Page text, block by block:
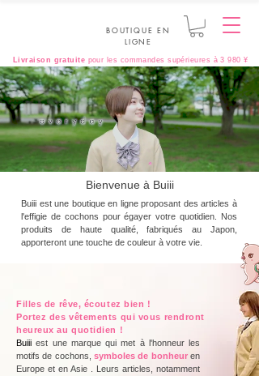
BOUTIQUE EN
LIGNE
Livraison gratuite pour les commandes supérieures à 3 980 ¥
Bienvenue à Buiii
Buiii est une boutique en ligne proposant des articles à
l'effigie de cochons pour égayer votre quotidien. Nos
produits de haute qualité, fabriqués au Japon,
apporteront une touche de couleur à votre vie.
Filles de rêve, écoutez bien !
Portez des vêtements qui vous rendront
heureux au quotidien !
Buiii est une marque qui met à l'honneur les
motifs de cochons, symboles de bonheur en
Europe et en Asie
Leurs articles, notamment